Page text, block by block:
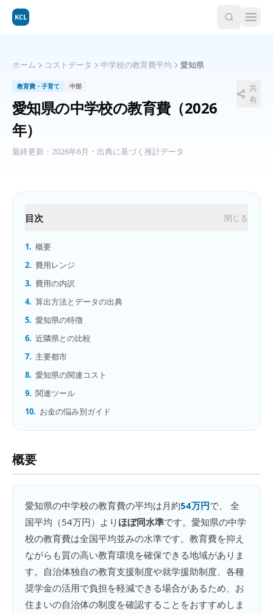
KCL
ホーム コストデータ 中学校の教育費平均 愛知県
教育費・子育て 中部
愛知県の中学校の教育費（2026
年）
最終更新： 2026年6月 ・出典に基づく推計データ
共
有
目次 閉じる
1. 概要
2. 費用レンジ
3. 費用の内訳
4. 算出方法とデータの出典
5. 愛知県の特徴
6. 近隣県との比較
7. 主要都市
8. 愛知県の関連コスト
9. 関連ツール
10. お金の悩み別ガイド
概要
愛知県の中学校の教育費の平均は月約54万円で、 全
国平均（54万円）よりほぼ同水準です。 愛知県の中学
校の教育費は全国平均並みの水準です。教育費を抑え
ながらも質の高い教育環境を確保できる地域がありま
す。自治体独自の教育支援制度や就学援助制度、各種
奨学金の活用で負担を軽減できる場合があるため、お
住まいの自治体の制度を確認することをおすすめしま